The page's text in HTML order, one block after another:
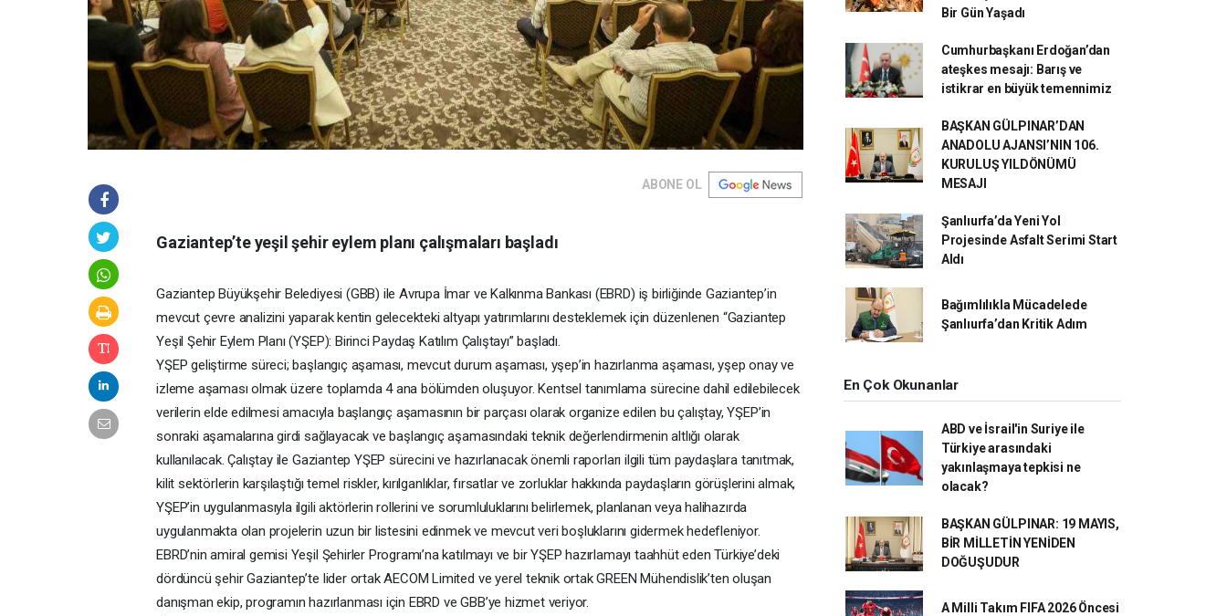
ABONE OL
Gaziantep’te yeşil şehir eylem planı çalışmaları başladı
Gaziantep Büyükşehir Belediyesi (GBB) ile Avrupa İmar ve Kalkınma Bankası (EBRD) iş birliğinde Gaziantep’in
mevcut çevre analizini yaparak kentin gelecekteki altyapı yatırımlarını desteklemek için düzenlenen “Gaziantep
Yeşil Şehir Eylem Planı (YŞEP): Birinci Paydaş Katılım Çalıştayı” başladı.
YŞEP geliştirme süreci; başlangıç aşaması, mevcut durum aşaması, yşep’in hazırlanma aşaması, yşep onay ve
izleme aşaması olmak üzere toplamda 4 ana bölümden oluşuyor. Kentsel tanımlama sürecine dahil edilebilecek
verilerin elde edilmesi amacıyla başlangıç aşamasının bir parçası olarak organize edilen bu çalıştay, YŞEP’in
sonraki aşamalarına girdi sağlayacak ve başlangıç aşamasındaki teknik değerlendirmenin altlığı olarak
kullanılacak. Çalıştay ile Gaziantep YŞEP sürecini ve hazırlanacak önemli raporları ilgili tüm paydaşlara tanıtmak,
kilit sektörlerin karşılaştığı temel riskler, kırılganlıklar, fırsatlar ve zorluklar hakkında paydaşların görüşlerini almak,
YŞEP’in uygulanmasıyla ilgili aktörlerin rollerini ve sorumluluklarını belirlemek, planlanan veya halihazırda
uygulanmakta olan projelerin uzun bir listesini edinmek ve mevcut veri boşluklarını gidermek hedefleniyor.
EBRD’nin amiral gemisi Yeşil Şehirler Programı’na katılmayı ve bir YŞEP hazırlamayı taahhüt eden Türkiye’deki
dördüncü şehir Gaziantep’te lider ortak AECOM Limited ve yerel teknik ortak GREEN Mühendislik’ten oluşan
danışman ekip, programın hazırlanması için EBRD ve GBB’ye hizmet veriyor.
Bir Gün Yaşadı
Cumhurbaşkanı Erdoğan’dan
ateşkes mesajı: Barış ve
istikrar en büyük temennimiz
BAŞKAN GÜLPINAR’DAN
ANADOLU AJANSI’NIN 106.
KURULUŞ YILDÖNÜMÜ
MESAJI
Şanlıurfa’da Yeni Yol
Projesinde Asfalt Serimi Start
Aldı
Bağımlılıkla Mücadelede
Şanlıurfa’dan Kritik Adım
En Çok Okunanlar
ABD ve İsrail'in Suriye ile
Türkiye arasındaki
yakınlaşmaya tepkisi ne
olacak?
BAŞKAN GÜLPINAR: 19 MAYIS,
BİR MİLLETİN YENİDEN
DOĞUŞUDUR
A Milli Takım FIFA 2026 Öncesi